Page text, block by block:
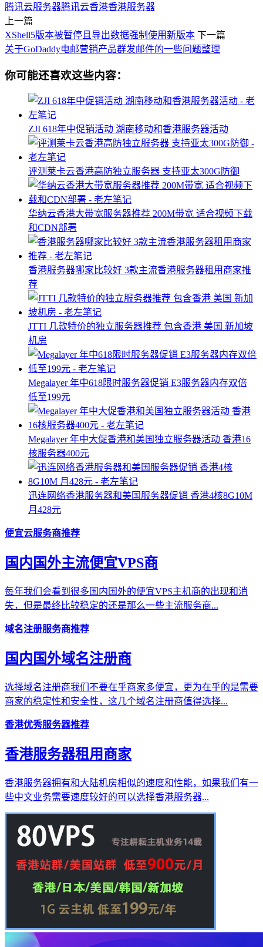
腾讯云服务器腾讯云香港香港服务器
上一篇
XShell5版本被暂停且导出数据强制使用新版本 下一篇
关于GoDaddy电邮营销产品群发邮件的一些问题整理
你可能还喜欢这些内容：
ZJI 618年中促销活动 湖南移动和香港服务器活动
评测莱卡云香港高防独立服务器 支持亚太300G防御
华纳云香港大带宽服务器推荐 200M带宽 适合视频下载
和CDN部署
香港服务器哪家比较好 3款主流香港服务器租用商家推
荐
JTTI 几款特价的独立服务器推荐 包含香港 美国 新加坡
机房
Megalayer 年中618限时服务器促销 E3服务器内存双倍
低至199元
Megalayer 年中大促香港和美国独立服务器活动 香港16
核服务器400元
迅连网络香港服务器和美国服务器促销 香港4核8G10M
月428元
便宜云服务商推荐
国内国外主流便宜VPS商
每年我们会看到很多国内国外的便宜VPS主机商的出现和消
失，但是最终比较稳定的还是那么一些主流服务商...
域名注册服务商推荐
国内国外域名注册商
选择域名注册商我们不要在乎商家多便宜，更为在乎的是需要
商家的稳定性和安全性，这几个域名注册商值得选择...
香港优秀服务器推荐
香港服务器租用商家
香港服务器拥有和大陆机房相似的速度和性能，如果我们有一
些中文业务需要速度较好的可以选择香港服务器...